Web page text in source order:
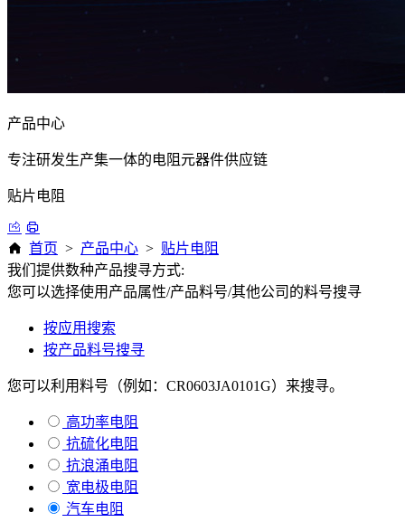
产品中心
专注研发生产集一体的电阻元器件供应链
贴片电阻
首页 > 产品中心 > 贴片电阻
我们提供数种产品搜寻方式:
您可以选择使用产品属性/产品料号/其他公司的料号搜寻
按应用搜索
按产品料号搜寻
您可以利用料号（例如：CR0603JA0101G）来搜寻。
高功率电阻
抗硫化电阻
抗浪涌电阻
宽电极电阻
汽车电阻